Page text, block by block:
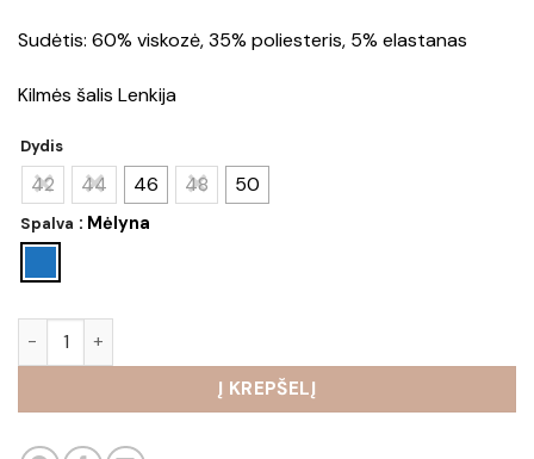
Sudėtis: 60% viskozė, 35% poliesteris, 5% elastanas
Kilmės šalis Lenkija
Dydis
42 44 46 48 50
Spalva : Mėlyna
Į KREPŠELĮ